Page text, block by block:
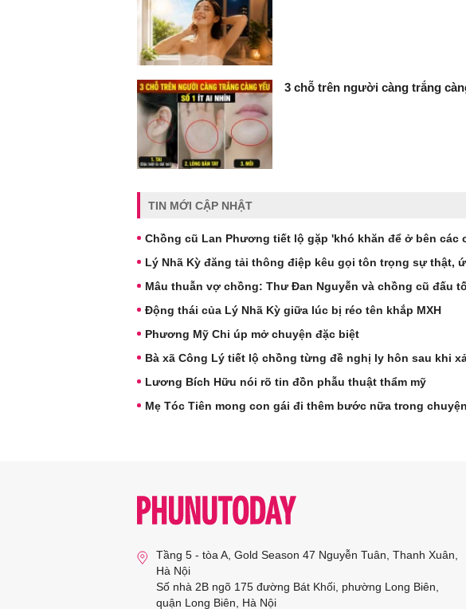
3 chỗ trên người càng trắng
TIN MỚI CẬP NHẬT
Chồng cũ Lan Phương tiết lộ gặp 'khó khăn để ở bên các
Lý Nhã Kỳ đăng tải thông điệp kêu gọi tôn trọng sự thật,
Mâu thuẫn vợ chồng: Thư Đan Nguyễn và chồng cũ đấu
Động thái của Lý Nhã Kỳ giữa lúc bị réo tên khắp MXH
Phương Mỹ Chi úp mở chuyện đặc biệt
Bà xã Công Lý tiết lộ chồng từng đề nghị ly hôn sau khi
Lương Bích Hữu nói rõ tin đồn phẫu thuật thẩm mỹ
Mẹ Tóc Tiên mong con gái đi thêm bước nữa trong
Tầng 5 - tòa A, Gold Season 47 Nguyễn Tuân, Thanh Xuân,
Hà Nội
Số nhà 2B ngõ 175 đường Bát Khối, phường Long Biên,
quận Long Biên, Hà Nội